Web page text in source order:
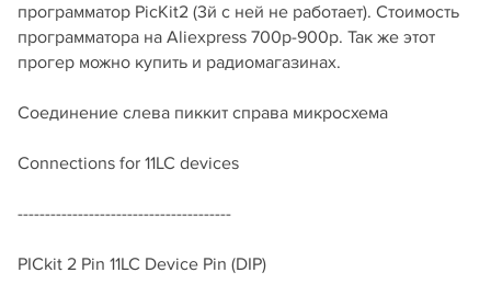
программатор PicKit2 (3й с ней не работает). Стоимость
программатора на Aliexpress 700р-900р. Так же этот
прогер можно купить и радиомагазинах.
Соединение слева пиккит справа микросхема
Connections for 11LC devices
---------------------------------------
PICkit 2 Pin 11LC Device Pin (DIP)